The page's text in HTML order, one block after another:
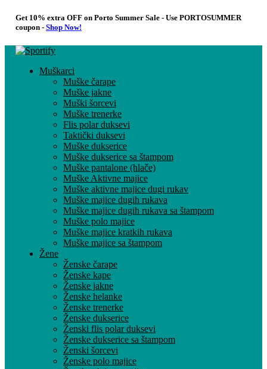
Get 10% extra OFF on Porto Summer Sale - Use PORTOSUMMER
coupon - Shop Now!
Muškarci
Muške čarape
Muške jakne
Muški šorcevi
Muške trenerke
Flis polar duksevi
Taktički duksevi
Muške dukserice
Muške dukserice sa štampom
Muške pantalone (hlače)
Muške Aktivne majice
Muške aktivne majice dugi rukav
Muške majice dugih rukava
Muške majice dugih rukava sa štampom
Muške polo majice
Muške majice kratkih rukava
Muške majice sa štampom
Žene
Ženske čarape
Ženske kape
Ženske jakne
Ženske helanke
Ženske trenerke
Ženske dukserice
Ženski flis polar duksevi
Ženske dukserice sa štampom
Ženski šorcevi
Ženske polo majice